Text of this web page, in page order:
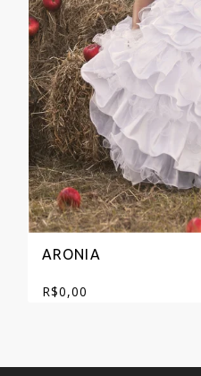
ARONIA
R$0,00